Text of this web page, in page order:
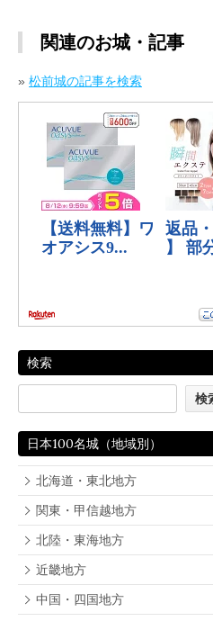
関連のお城・記事
» 松前城の記事を検索
検索
日本100名城（地域別）
北海道・東北地方
関東・甲信越地方
北陸・東海地方
近畿地方
中国・四国地方